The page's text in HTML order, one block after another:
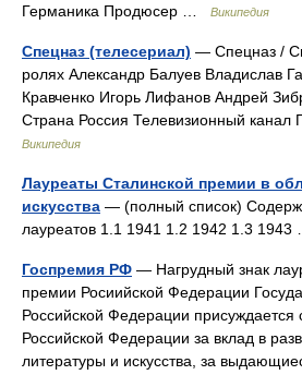
Германика Продюсер …
Википедия
Спецназ (телесериал) — Спецназ /
ролях Александр Балуев Владислав
Кравченко Игорь Лифанов Андрей
Страна Россия Телевизионный
Википедия
Лауреаты Сталинской премии в
искусства — (полный список)
лауреатов 1.1 1941 1.2 1942 1.3
Госпремия РФ — Нагрудный знак
премии Росиийской Федерации
Российской Федерации присуждается
Российской Федерации за вклад в
литературы и искусства, за